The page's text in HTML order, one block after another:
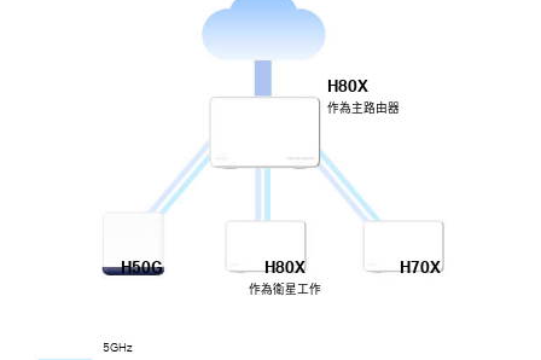
H80X
作為主路由器
H80X
作為衛星工作
H70X
H50G
5GHz